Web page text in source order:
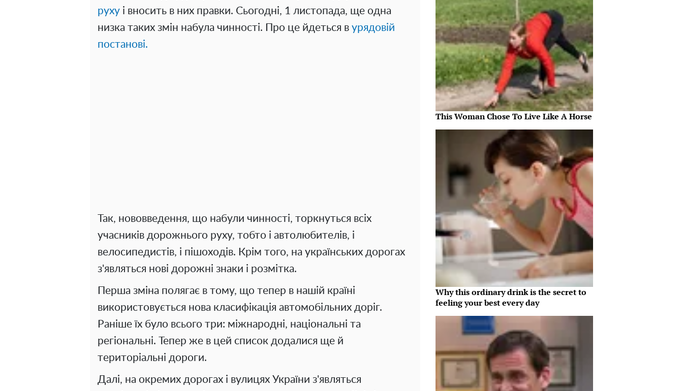
руху і вносить в них правки. Сьогодні, 1 листопада, ще одна
низка таких змін набула чинності. Про це йдеться в урядовій
постанові.
Так, нововведення, що набули чинності, торкнуться всіх
учасників дорожнього руху, тобто і автолюбителів, і
велосипедистів, і пішоходів. Крім того, на українських дорогах
з'являться нові дорожні знаки і розмітка.
Перша зміна полягає в тому, що тепер в нашій країні
використовується нова класифікація автомобільних доріг.
Раніше їх було всього три: міжнародні, національні та
регіональні. Тепер же в цей список додалися ще й
територіальні дороги.
Далі, на окремих дорогах і вулицях України з'являться
This Woman Chose To Live Like A Horse
Why this ordinary drink is the secret to
feeling your best every day